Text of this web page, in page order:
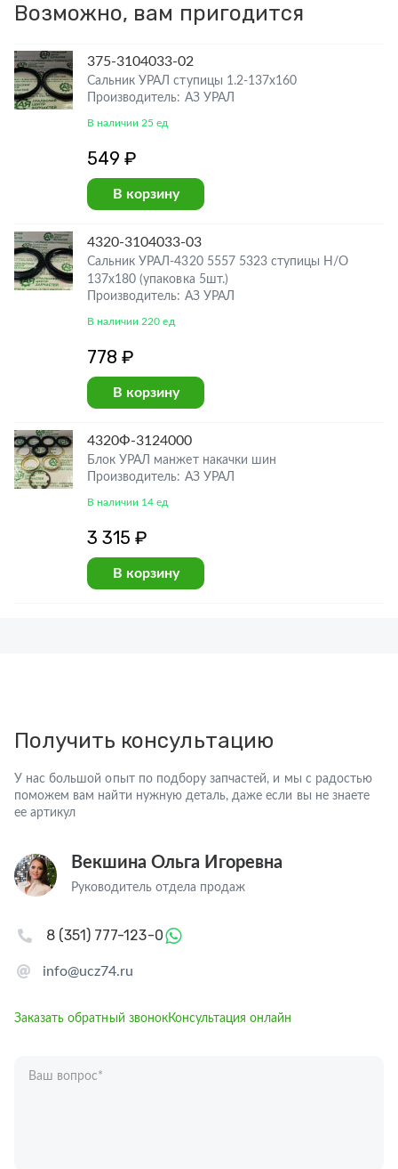
Возможно, вам пригодится
375-3104033-02
Сальник УРАЛ ступицы 1.2-137х160
Производитель: АЗ УРАЛ
В наличии 25 ед
549 ₽
В корзину
4320-3104033-03
Сальник УРАЛ-4320 5557 5323 ступицы Н/О
137х180 (упаковка 5шт.)
Производитель: АЗ УРАЛ
В наличии 220 ед
778 ₽
В корзину
4320Ф-3124000
Блок УРАЛ манжет накачки шин
Производитель: АЗ УРАЛ
В наличии 14 ед
3 315 ₽
В корзину
Получить консультацию
У нас большой опыт по подбору запчастей, и мы с радостью
поможем вам найти нужную деталь, даже если вы не знаете
ее артикул
Векшина Ольга Игоревна
Руководитель отдела продаж
info@ucz74.ru
8 (351) 777-123-0
Заказать обратный звонокКонсультация онлайн
Ваш вопрос*